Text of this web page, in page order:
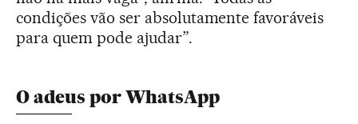
condições vão ser absolutamente favoráveis
para quem pode ajudar”.
O adeus por WhatsApp